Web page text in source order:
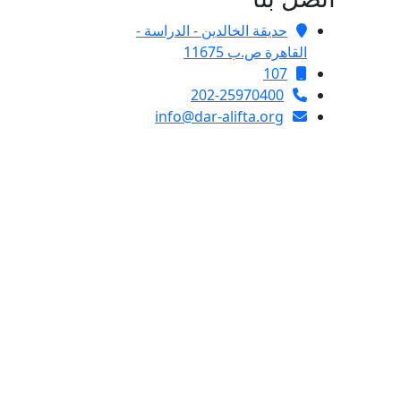
حديقة الخالدين - الدراسة -
القاهرة ص.ب 11675
107
202-25970400
info@dar-alifta.org